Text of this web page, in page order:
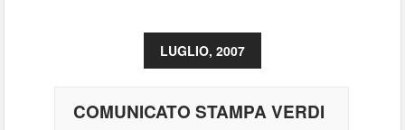
LUGLIO, 2007
COMUNICATO STAMPA VERDI